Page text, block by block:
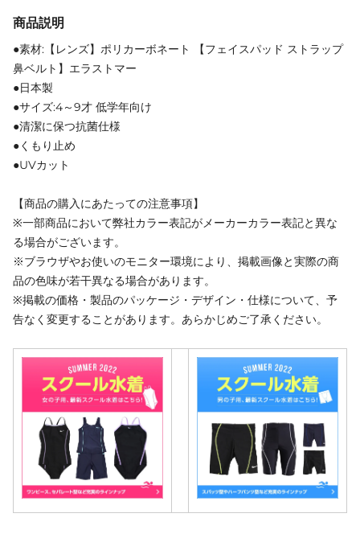
商品説明
●素材:【レンズ】ポリカーボネート 【フェイスパッド ストラップ
鼻ベルト】エラストマー
●日本製
●サイズ:4～9才 低学年向け
●清潔に保つ抗菌仕様
●くもり止め
●UVカット
【商品の購入にあたっての注意事項】
※一部商品において弊社カラー表記がメーカーカラー表記と異な
る場合がございます。
※ブラウザやお使いのモニター環境により、掲載画像と実際の商
品の色味が若干異なる場合があります。
※掲載の価格・製品のパッケージ・デザイン・仕様について、予
告なく変更することがあります。あらかじめご了承ください。